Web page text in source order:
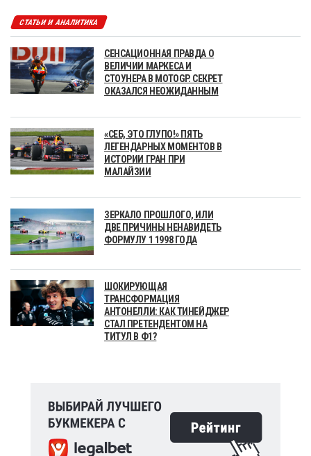
СТАТЬИ И АНАЛИТИКА
СЕНСАЦИОННАЯ ПРАВДА О
ВЕЛИЧИИ МАРКЕСА И
СТОУНЕРА В MOTOGP. СЕКРЕТ
ОКАЗАЛСЯ НЕОЖИДАННЫМ
«СЕБ, ЭТО ГЛУПО!» ПЯТЬ
ЛЕГЕНДАРНЫХ МОМЕНТОВ В
ИСТОРИИ ГРАН ПРИ
МАЛАЙЗИИ
ЗЕРКАЛО ПРОШЛОГО, ИЛИ
ДВЕ ПРИЧИНЫ НЕНАВИДЕТЬ
ФОРМУЛУ 1 1998 ГОДА
ШОКИРУЮЩАЯ
ТРАНСФОРМАЦИЯ
АНТОНЕЛЛИ: КАК ТИНЕЙДЖЕР
СТАЛ ПРЕТЕНДЕНТОМ НА
ТИТУЛ В Ф1?